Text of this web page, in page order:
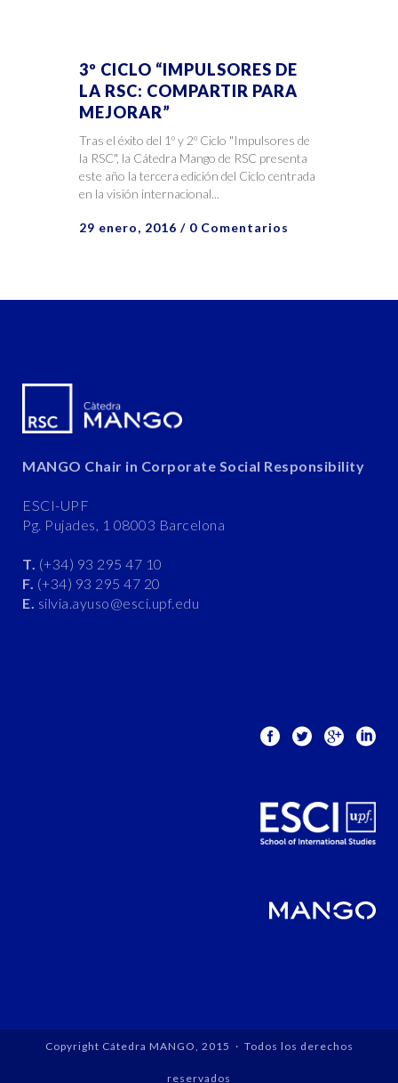
3º CICLO “IMPULSORES DE
LA RSC: COMPARTIR PARA
MEJORAR”
Tras el éxito del 1º y 2º Ciclo "Impulsores de
la RSC", la Cátedra Mango de RSC presenta
este año la tercera edición del Ciclo centrada
en la visión internacional...
29 enero, 2016 / 0 Comentarios
MANGO Chair in Corporate Social Responsibility
ESCI-UPF
Pg. Pujades, 1 08003 Barcelona
T. (+34) 93 295 47 10
F. (+34) 93 295 47 20
E. silvia.ayuso@esci.upf.edu
Copyright Cátedra MANGO, 2015 · Todos los derechos
reservados